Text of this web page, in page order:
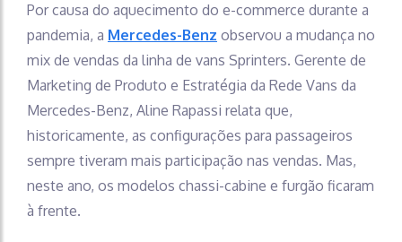
Por causa do aquecimento do e-commerce durante a
pandemia, a Mercedes-Benz observou a mudança no
mix de vendas da linha de vans Sprinters. Gerente de
Marketing de Produto e Estratégia da Rede Vans da
Mercedes-Benz, Aline Rapassi relata que,
historicamente, as configurações para passageiros
sempre tiveram mais participação nas vendas. Mas,
neste ano, os modelos chassi-cabine e furgão ficaram
à frente.